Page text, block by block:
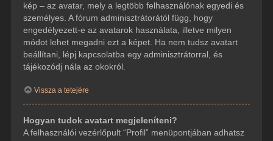
kép – az avatar, mely a legtöbb felhasználónak egyedi és
személyes. A fórum adminisztrátorától függ, hogy
engedélyezett-e az avatarok használata, illetve milyen
módot lehet megadni ezt a képet. Ha nem tudsz avatart
beállítani, lépj kapcsolatba egy adminisztrátorral, és
tájékozódj nála az okokról.
Vissza a tetejére
Hogyan tudok avatart megjeleníteni?
A felhasználói vezérlőpult “Profil” menüpontjában adhatsz